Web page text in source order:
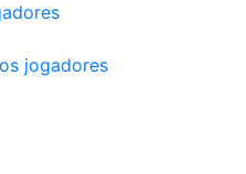
jogadores